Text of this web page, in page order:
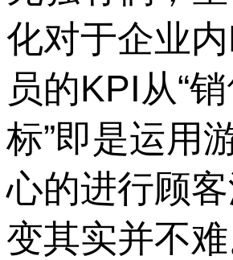
化对于企业
员的KPI从“
标”即是运用
心的进行顾
变其实并不